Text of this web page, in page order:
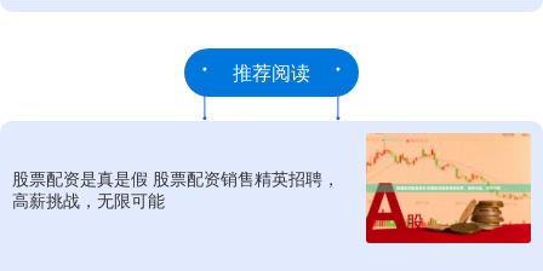
推荐阅读
股票配资是真是假 股票配资销售精英招聘，
高薪挑战，无限可能